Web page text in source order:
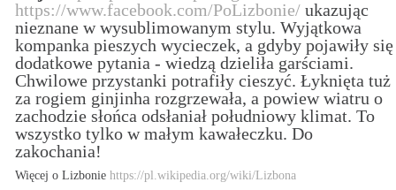
https://www.facebook.com/PoLizbonie/ ukazując
nieznane w wysublimowanym stylu. Wyjątkowa
kompanka pieszych wycieczek, a gdyby pojawiły się
dodatkowe pytania - wiedzą dzieliła garściami.
Chwilowe przystanki potrafiły cieszyć. Łyknięta tuż
za rogiem ginjinha rozgrzewała, a powiew wiatru o
zachodzie słońca odsłaniał południowy klimat. To
wszystko tylko w małym kawałeczku. Do
zakochania!
Więcej o Lizbonie https://pl.wikipedia.org/wiki/Lizbona